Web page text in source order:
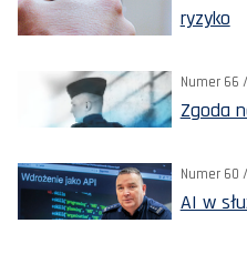
ryzyko
Numer 66
Zgoda
Numer 60
AI w